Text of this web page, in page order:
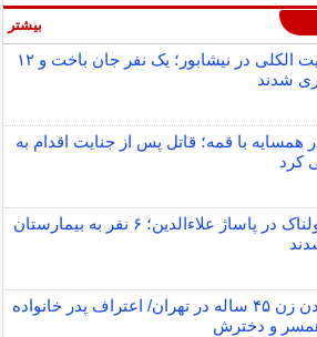
مسمومیت الکلی در نیشابور؛ یک نفر جان باخت و ۱۲
شدند
همسایه با قمه؛ قاتل پس از جنایت اقدام به
کرد
حادثه هولناک در پاساژ علاءالدین؛ ۶ نفر به بیمارستان
ناپدیدشدن زن ۴۵ ساله در تهران/ اعتراف پدر خانواده
و دخترش
بیشتر